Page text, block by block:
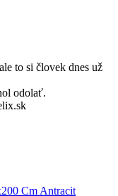
to si človek dnes už
odolať.